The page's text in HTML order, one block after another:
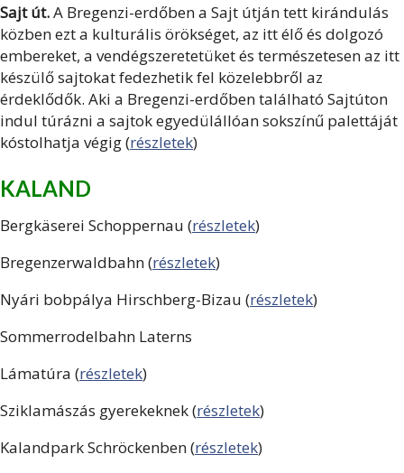
Sajt út.A Bregenzi-erdőben a Sajt útján tett kirándulás
közben ezt a kulturális örökséget, az itt élő és dolgozó
embereket, a vendégszeretetüket és természetesen az itt
készülő sajtokat fedezhetik fel közelebbről az
érdeklődők. Aki a Bregenzi-erdőben található Sajtúton
indul túrázni a sajtok egyedülállóan sokszínű palettáját
kóstolhatja végig (részletek)
KALAND
Bergkäserei Schoppernau (részletek)
Bregenzerwaldbahn (részletek)
Nyári bobpálya Hirschberg-Bizau (részletek)
Sommerrodelbahn Laterns
Lámatúra (részletek)
Sziklamászás gyerekeknek (részletek)
Kalandpark Schröckenben (részletek)